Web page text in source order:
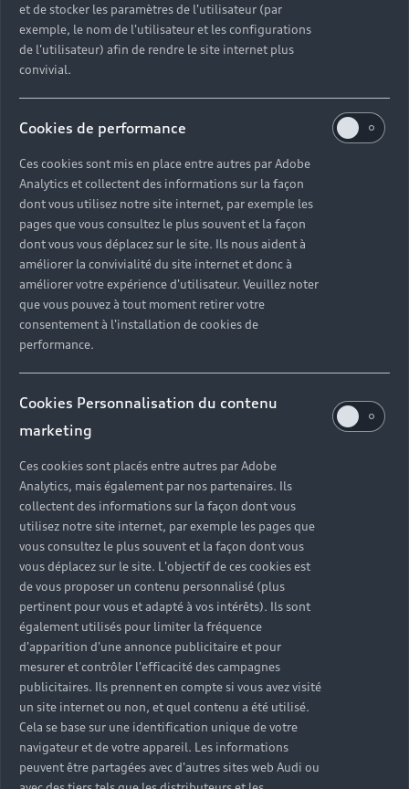
et de stocker les paramètres de l'utilisateur (par
exemple, le nom de l'utilisateur et les configurations
de l'utilisateur) afin de rendre le site internet plus
convivial.
Cookies de performance
Ces cookies sont mis en place entre autres par Adobe
Analytics et collectent des informations sur la façon
dont vous utilisez notre site internet, par exemple les
pages que vous consultez le plus souvent et la façon
dont vous vous déplacez sur le site. Ils nous aident à
améliorer la convivialité du site internet et donc à
améliorer votre expérience d'utilisateur. Veuillez noter
que vous pouvez à tout moment retirer votre
consentement à l'installation de cookies de
performance.
Cookies Personnalisation du contenu
marketing
Ces cookies sont placés entre autres par Adobe
Analytics, mais également par nos partenaires. Ils
collectent des informations sur la façon dont vous
utilisez notre site internet, par exemple les pages que
vous consultez le plus souvent et la façon dont vous
vous déplacez sur le site. L'objectif de ces cookies est
de vous proposer un contenu personnalisé (plus
pertinent pour vous et adapté à vos intérêts). Ils sont
également utilisés pour limiter la fréquence
d'apparition d'une annonce publicitaire et pour
mesurer et contrôler l'efficacité des campagnes
publicitaires. Ils prennent en compte si vous avez visité
un site internet ou non, et quel contenu a été utilisé.
Cela se base sur une identification unique de votre
navigateur et de votre appareil. Les informations
peuvent être partagées avec d'autres sites web Audi ou